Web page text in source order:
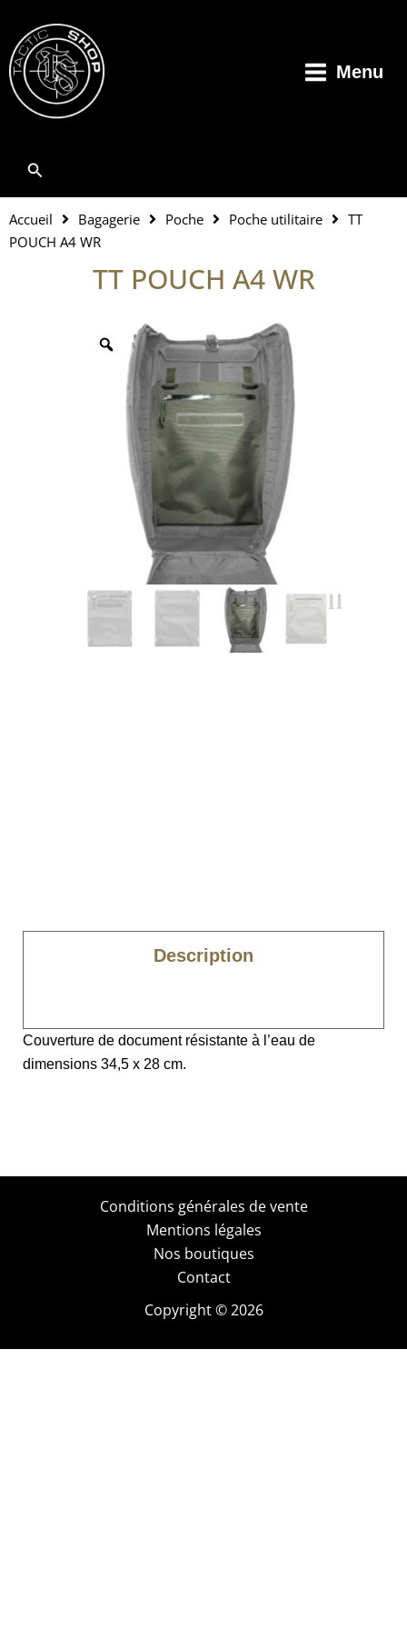
contenu
Menu
Rechercher
Accueil Bagagerie Poche Poche utilitaire
TT
POUCH A4 WR
TT POUCH A4 WR
Description
Couverture de document résistante à l’eau de
dimensions 34,5 x 28 cm.
Conditions générales de vente
Mentions légales
Nos boutiques
Contact
Copyright © 2026